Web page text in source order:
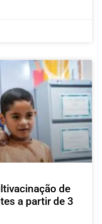
de
a partir de 3